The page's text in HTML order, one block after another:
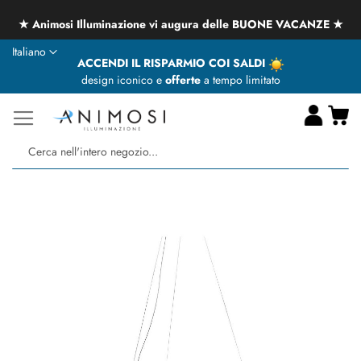
★ Animosi Illuminazione vi augura delle BUONE VACANZE ★
ACCENDI IL RISPARMIO COI SALDI
design iconico e offertea tempo limitato
Lingua
Italiano